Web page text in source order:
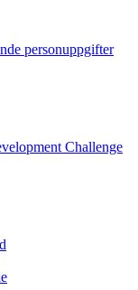
personuppgifter
Challenge